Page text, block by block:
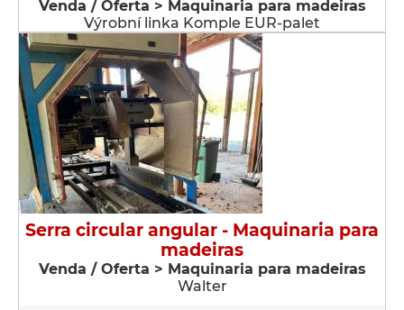
Venda / Oferta > Maquinaria para madeiras
Výrobní linka Komple EUR-palet
Serra circular angular - Maquinaria para
madeiras
Venda / Oferta > Maquinaria para madeiras
Walter